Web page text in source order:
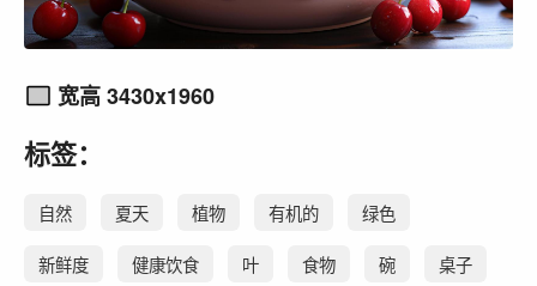
宽高 3430x1960
标签：
自然 夏天 植物 有机的 绿色
新鲜度 健康饮食 叶 食物 碗 桌子